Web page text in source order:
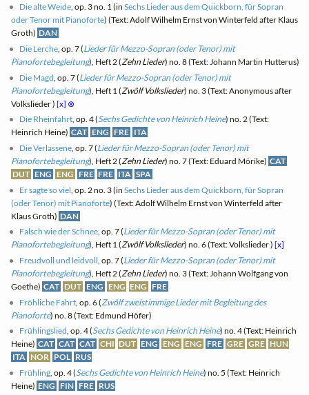
Die alte Weide, op. 3 no. 1 (inSechs Lieder aus dem Quickborn, für Sopran
oder Tenor mit Pianoforte) (Text: Adolf Wilhelm Ernst von Winterfeld after Klaus
Groth) DAN
Die Lerche, op. 7 (Lieder für Mezzo-Sopran (oder Tenor) mit
Pianofortebegleitung), Heft 2 (Zehn Lieder) no. 8 (Text: Johann Martin Hutterus)
Die Magd , op. 7 (Lieder für Mezzo-Sopran (oder Tenor) mit
Pianofortebegleitung), Heft 1 (Zwölf Volkslieder) no. 3 (Text: Anonymous after
Volkslieder )[x] ⊗
Die Rheinfahrt, op. 4 (Sechs Gedichte von Heinrich Heine) no. 2 (Text:
Heinrich Heine) CAT ENG FRE ITA
Die Verlassene, op. 7 (Lieder für Mezzo-Sopran (oder Tenor) mit
Pianofortebegleitung), Heft 2 (Zehn Lieder) no. 7 (Text: Eduard Mörike) CAT
DUT ENG ENG FRE FRE ITA SPA
Er sagte so viel , op. 2 no. 3 (inSechs Lieder aus dem Quickborn, für Sopran
(oder Tenor) mit Pianoforte) (Text: Adolf Wilhelm Ernst von Winterfeld after
Klaus Groth) DAN
Falsch wie der Schnee, op. 7 (Lieder für Mezzo-Sopran (oder Tenor) mit
Pianofortebegleitung), Heft 1 (Zwölf Volkslieder) no. 6 (Text: Volkslieder )[x]
Freudvoll und leidvoll, op. 7 (Lieder für Mezzo-Sopran (oder Tenor) mit
Pianofortebegleitung), Heft 2 (Zehn Lieder) no. 3 (Text: Johann Wolfgang von
Goethe) CAT DUT ENG ENG ENG FRE
Fröhliche Fahrt , op. 6 (Zwölf zweistimmige Lieder mit Begleitung des
Pianoforte) no. 8 (Text: Edmund Höfer)
Frühlingslied, op. 4 (Sechs Gedichte von Heinrich Heine) no. 4 (Text: Heinrich
Heine) CAT CAT CAT CHI DUT ENG ENG ENG FRE GRE GRE HUN
ITA NOR POL RUS
Frühling, op. 4 (Sechs Gedichte von Heinrich Heine) no. 5 (Text: Heinrich
Heine) ENG FIN FRE RUS